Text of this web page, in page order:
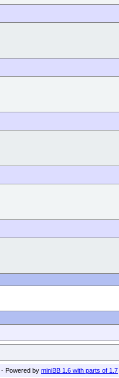
· Powered by miniBB 1.6 with parts of 1.7